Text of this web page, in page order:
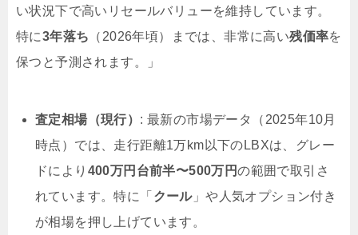
い状況下で高いリセールバリューを維持しています。
特に3年落ち （2026年頃）までは、非常に高い残価率を
保つと予測されます。」
査定相場（現行） : 最新の市場データ（2025年10月
時点）では、走行距離1万km以下のLBXは、グレー
ドにより 400万円台前半〜500万円の範囲で取引さ
れています。特に「 クール」や人気オプション付き
が相場を押し上げています。